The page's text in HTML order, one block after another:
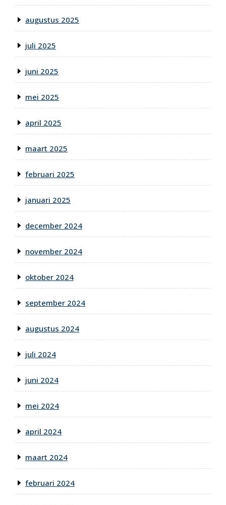
augustus 2025
juli 2025
juni 2025
mei 2025
april 2025
maart 2025
februari 2025
januari 2025
december 2024
november 2024
oktober 2024
september 2024
augustus 2024
juli 2024
juni 2024
mei 2024
april 2024
maart 2024
februari 2024